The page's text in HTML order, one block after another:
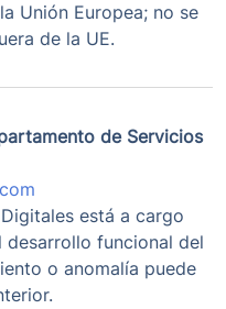
Unión Europea; no se
de la UE.
de Servicios
está a cargo
funcional del
o anomalía puede